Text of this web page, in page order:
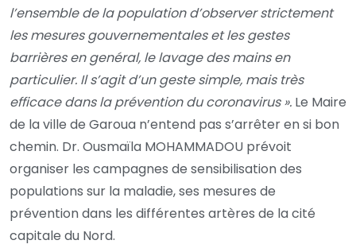
l’ensemble de la population d’observer strictement
les mesures gouvernementales et les gestes
barrières en genéral, le lavage des mains en
particulier. Il s’agit d’un geste simple, mais très
efficace dans la prévention du coronavirus ». Le Maire
de la ville de Garoua n’entend pas s’arrêter en si bon
chemin. Dr. Ousmaïla MOHAMMADOU prévoit
organiser les campagnes de sensibilisation des
populations sur la maladie, ses mesures de
prévention dans les différentes artères de la cité
capitale du Nord.